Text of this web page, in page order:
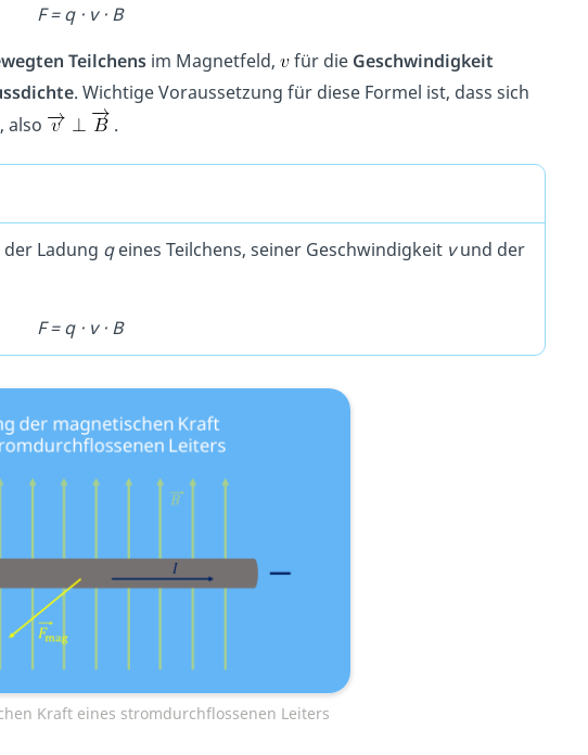
F = q ⋅ v ⋅ B
Teilchens im Magnetfeld, für die Geschwindigkeit
. Wichtige Voraussetzung für diese Formel ist, dass sich
also .
Ladung qeines Teilchens, seiner Geschwindigkeit vund der
F = q ⋅ v ⋅ B
Kraft eines stromdurchflossenen Leiters